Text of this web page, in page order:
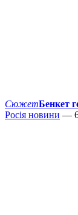
СюжетБенкет
Росія новини — 6